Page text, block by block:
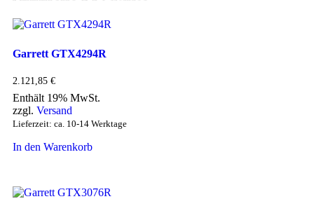
Garrett GTX4294R
2.121,85 €
Enthält 19% MwSt.
zzgl. Versand
Lieferzeit: ca. 10-14 Werktage
In den Warenkorb